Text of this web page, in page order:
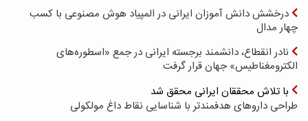
درخشش دانش آموزان ایرانی در المپیاد هوش مصنوعی با کسب
چهار مدال
نادر انقطاع، دانشمند برجسته ایرانی در جمع «اسطوره‌های
الکترومغناطیس» جهان قرار گرفت
با تلاش محققان ایرانی محقق شد
طراحی داروهای هدفمندتر با شناسایی نقاط داغ مولکولی